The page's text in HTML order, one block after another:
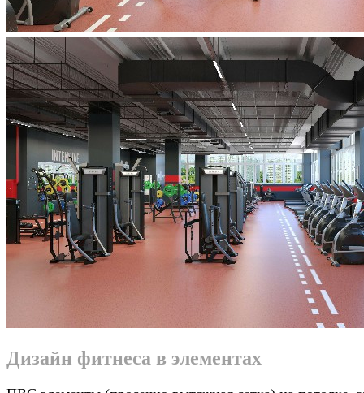
Дизайн фитнеса в элементах